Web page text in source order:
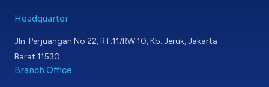
Headquarter
Jln. Perjuangan No.22, RT.11/RW.10, Kb. Jeruk, Jakarta
Barat 11530
Branch Office